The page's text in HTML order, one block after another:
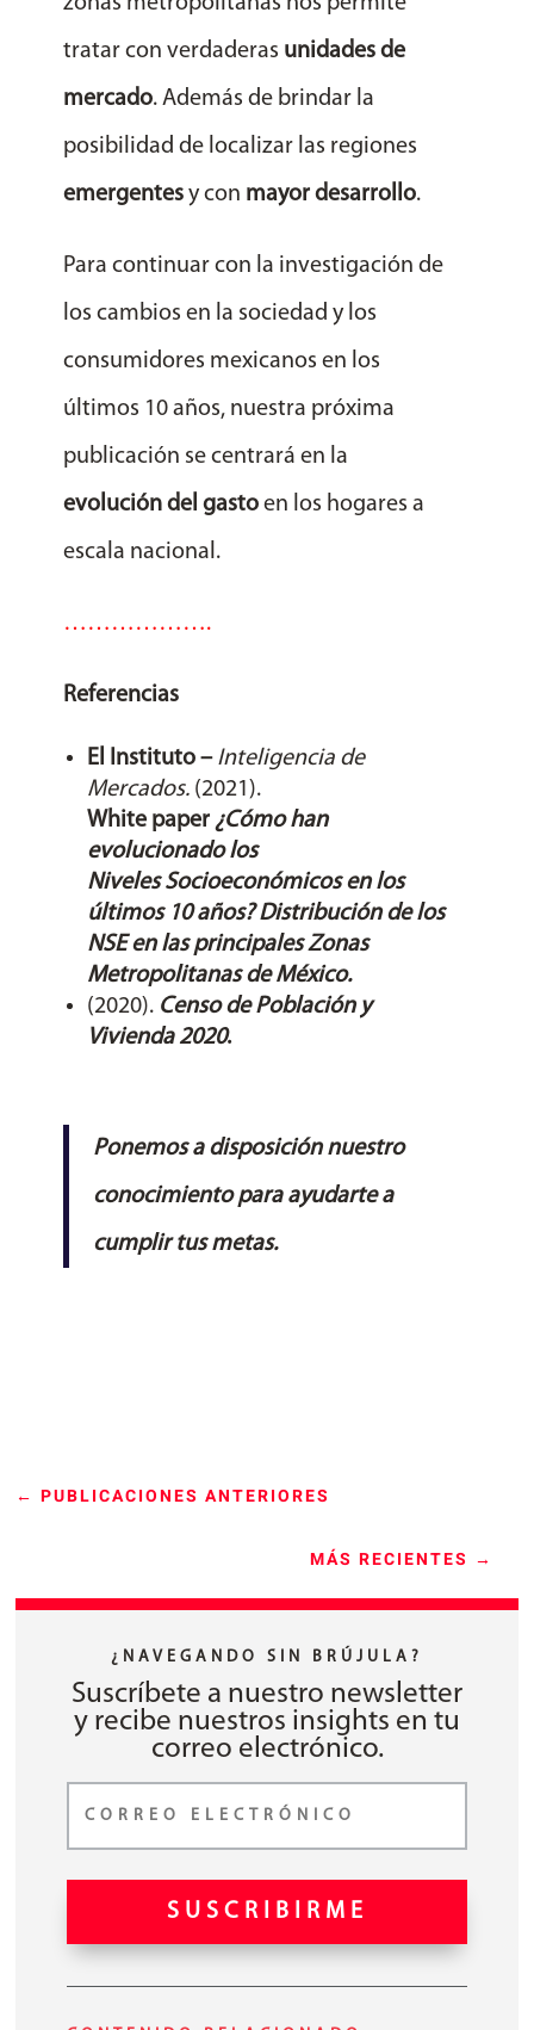
tratar con verdaderas unidades de
mercado. Además de brindar la
posibilidad de localizar las regiones
emergentes y con mayor desarrollo.
Para continuar con la investigación de
los cambios en la sociedad y los
consumidores mexicanos en los
últimos 10 años, nuestra próxima
publicación se centrará en la
evolución del gastoen los hogares a
escala nacional.
……………….
Referencias
El Instituto – Inteligencia de
Mercados. (2021).
White paper ¿Cómo han
evolucionado los
Niveles Socioeconómicos en los
últimos 10 años? Distribución de los
NSE en las principales Zonas
Metropolitanas de México.
(2020). Censo de Población y
Vivienda 2020.
Ponemos a disposición nuestro
conocimiento para ayudarte a
cumplir tus metas.
←PUBLICACIONES ANTERIORES
MÁS RECIENTES →
¿NAVEGANDO SIN BRÚJULA?
Suscríbete a nuestro newsletter
y recibe nuestros insights en tu
correo electrónico.
SUSCRIBIRME